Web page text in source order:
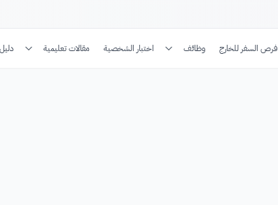
فرص السفر للخارج وظائف اختبار الشخصية مقالات تعليمية